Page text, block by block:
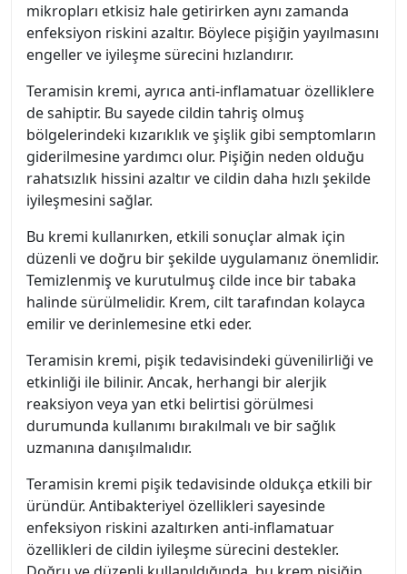
mikropları etkisiz hale getirirken aynı zamanda
enfeksiyon riskini azaltır. Böylece pişiğin yayılmasını
engeller ve iyileşme sürecini hızlandırır.
Teramisin kremi, ayrıca anti-inflamatuar özelliklere
de sahiptir. Bu sayede cildin tahriş olmuş
bölgelerindeki kızarıklık ve şişlik gibi semptomların
giderilmesine yardımcı olur. Pişiğin neden olduğu
rahatsızlık hissini azaltır ve cildin daha hızlı şekilde
iyileşmesini sağlar.
Bu kremi kullanırken, etkili sonuçlar almak için
düzenli ve doğru bir şekilde uygulamanız önemlidir.
Temizlenmiş ve kurutulmuş cilde ince bir tabaka
halinde sürülmelidir. Krem, cilt tarafından kolayca
emilir ve derinlemesine etki eder.
Teramisin kremi, pişik tedavisindeki güvenilirliği ve
etkinliği ile bilinir. Ancak, herhangi bir alerjik
reaksiyon veya yan etki belirtisi görülmesi
durumunda kullanımı bırakılmalı ve bir sağlık
uzmanına danışılmalıdır.
Teramisin kremi pişik tedavisinde oldukça etkili bir
üründür. Antibakteriyel özellikleri sayesinde
enfeksiyon riskini azaltırken anti-inflamatuar
özellikleri de cildin iyileşme sürecini destekler.